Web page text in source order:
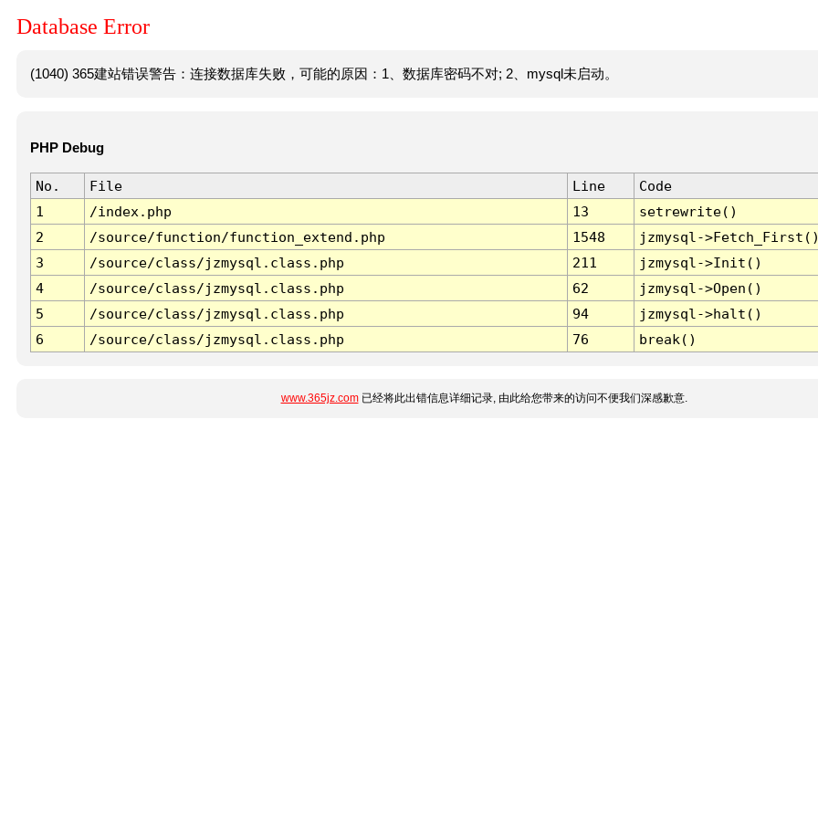
Database Error
(1040) 365建站错误警告：连接数据库失败，可能的原因：1、数据库密码不对; 2、mysql未启动。
PHP Debug
No. File Line
Code
1
/index.php 13
setrewrite()
2
/source/function/function_extend.php 1548
jzmysql-
3
/source/class/jzmysql.class.php 211
jzmysql->Init()
4
/source/class/jzmysql.class.php 62
jzmysql->Open()
5
/source/class/jzmysql.class.php 94
jzmysql->halt()
6
/source/class/jzmysql.class.php 76 break()
www.365jz.com已经将此出错信息详细记录, 由此给您带来的访问不便我们深感歉意.